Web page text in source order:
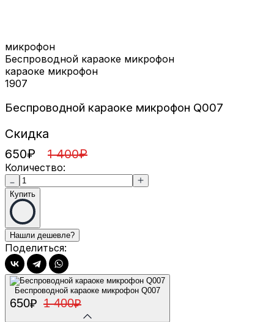
микрофон
Беспроводной караоке микрофон
караоке микрофон
1907
Беспроводной караоке микрофон Q007
650₽ 1 400₽
Скидка
Количество:
Купить
Поделиться:
Беспроводной караоке микрофон Q007
650₽ 1 400₽